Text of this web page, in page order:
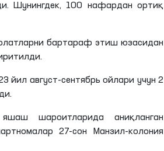
Шунингдек, 100 нафардан ортиқ
бартараф этиш юзасидан
август-сентябрь ойлари учун 2
шароитларида аниқланган
27-сон Манзил-колония